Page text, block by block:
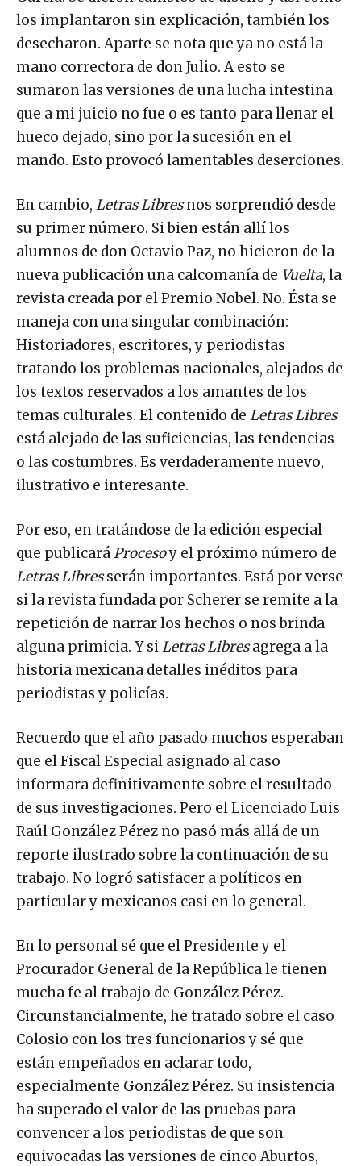
los implantaron sin explicación, también los
desecharon. Aparte se nota que ya no está la
mano correctora de don Julio. A esto se
sumaron las versiones de una lucha intestina
que a mi juicio no fue o es tanto para llenar el
hueco dejado, sino por la sucesión en el
mando. Esto provocó lamentables deserciones.
En cambio, Letras Libresnos sorprendió desde
su primer número. Si bien están allí los
alumnos de don Octavio Paz, no hicieron de la
nueva publicación una calcomanía de Vuelta, la
revista creada por el Premio Nobel. No. Ésta se
maneja con una singular combinación:
Historiadores, escritores, y periodistas
tratando los problemas nacionales, alejados de
los textos reservados a los amantes de los
temas culturales. El contenido de Letras Libres
está alejado de las suficiencias, las tendencias
o las costumbres. Es verdaderamente nuevo,
ilustrativo e interesante.
Por eso, en tratándose de la edición especial
que publicaráProcesoy el próximo número de
Letras Libresserán importantes. Está por verse
si la revista fundada por Scherer se remite a la
repetición de narrar los hechos o nos brinda
alguna primicia. Y siLetras Libresagrega a la
historia mexicana detalles inéditos para
periodistas y policías.
Recuerdo que el año pasado muchos esperaban
que el Fiscal Especial asignado al caso
informara definitivamente sobre el resultado
de sus investigaciones. Pero el Licenciado Luis
Raúl González Pérez no pasó más allá de un
reporte ilustrado sobre la continuación de su
trabajo. No logró satisfacer a políticos en
particular y mexicanos casi en lo general.
En lo personal sé que el Presidente y el
Procurador General de la República le tienen
mucha fe al trabajo de González Pérez.
Circunstancialmente, he tratado sobre el caso
Colosio con los tres funcionarios y sé que
están empeñados en aclarar todo,
especialmente González Pérez. Su insistencia
ha superado el valor de las pruebas para
convencer a los periodistas de que son
equivocadas las versiones de cinco Aburtos,